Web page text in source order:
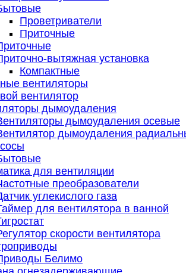
Проветриватели
Приточные
вытяжная установка
Компактные
вентиляторы
вентилятор
дымоудаления
дымоудаления осевые
дымоудаления
для вентиляции
преобразователи
углекислого газа
для вентилятора в ванной
скорости вентилятора
Белимо